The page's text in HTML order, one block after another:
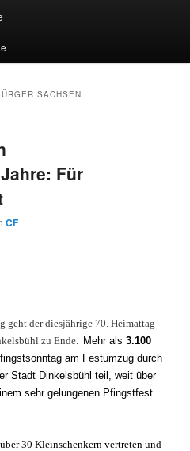
SACHSEN
Für
CF
geht der diesjährige 70. Heimattag
zu Ende. Mehr als3.100
am Festumzug durch
Stadt Dinkelsbühl teil, weit über
sehr gelungenen Pfingstfest
30 Kleinschenkern vertreten und